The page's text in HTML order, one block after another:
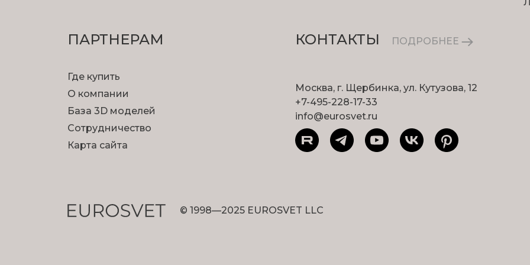
ПАРТНЕРАМ
Где купить
О компании
База 3D моделей
Сотрудничество
Карта сайта
КОНТАКТЫ ПОДРОБНЕЕ
Москва, г. Щербинка, ул. Кутузова, 12
+7-495-228-17-33
info@eurosvet.ru
© 1998—2025 EUROSVET LLC